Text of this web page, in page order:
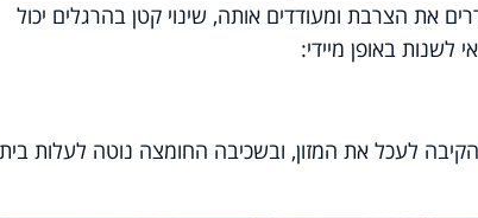
את הצרבת ומעודדים אותה, שינוי קטן בהרגלים יכול
לעכל את המזון, ובשכיבה החומצה נוטה לעלות